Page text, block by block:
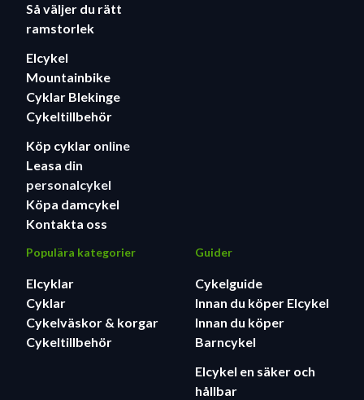
Så väljer du rätt
ramstorlek
Elcykel
Mountainbike
Cyklar Blekinge
Cykeltillbehör
Köp cyklar online
Leasa din
personalcykel
Köpa damcykel
Kontakta oss
Populära kategorier
Elcyklar
Cyklar
Cykelväskor & korgar
Cykeltillbehör
Guider
Cykelguide
Innan du köper Elcykel
Innan du köper
Barncykel
Elcykel en säker och
hållbar